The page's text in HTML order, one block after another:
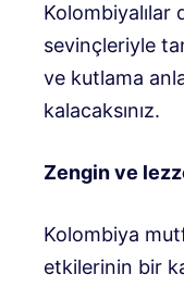
Kolombiyalılar
sevinçleriyle
ve kutlama
kalacaksınız.
Zengin ve
Kolombiya
etkilerinin bir